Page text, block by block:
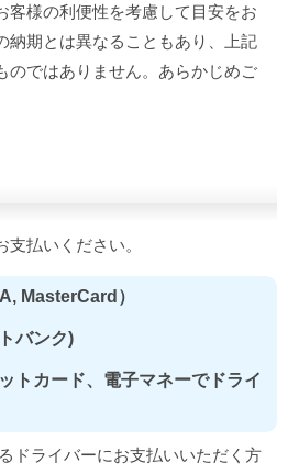
様の利便性を考慮して目安をお
納期とは異なることもあり、上記
のではありません。あらかじめご
払いください。
MasterCard）
バンク)
トカード、電子マネーでドライ
ドライバーにお支払いいただく方